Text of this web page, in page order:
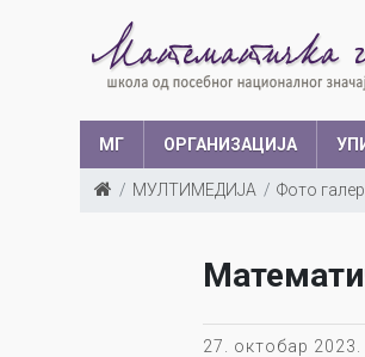
МГ ОРГАНИЗАЦИЈА
МУЛТИМЕДИЈА Фото
27. октобар 2023.